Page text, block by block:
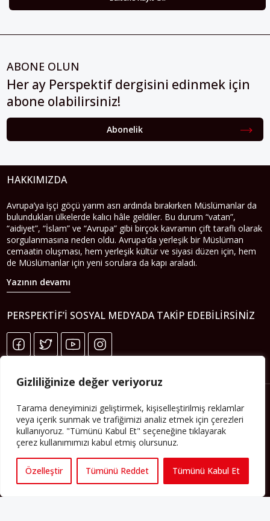
Gizliliğinize değer veriyoruz
Tarama deneyiminizi geliştirmek, kişiselleştirilmiş reklamlar
veya içerik sunmak ve trafiğimizi analiz etmek için çerezleri
kullanıyoruz. "Tümünü Kabul Et" seçeneğine tıklayarak
çerez kullanımımızı kabul etmiş olursunuz.
Özelleştir Tümünü Reddet Tümünü Kabul Et
ABONE OLUN
Her ay Perspektif dergisini edinmek için
abone olabilirsiniz!
Abonelik
HAKKIMIZDA
Avrupa’ya işçi göçü yarım asrı ardında bırakırken Müslümanlar da
bulundukları ülkelerde kalıcı hâle geldiler. Bu durum “vatan”,
“aidiyet”, “İslam” ve “Avrupa” gibi birçok kavramın çift taraflı olarak
sorgulanmasına neden oldu. Avrupa’da yerleşik bir Müslüman
cemaatin oluşması, hem yerleşik kültür ve siyasi düzen için, hem
de Müslümanlar için yeni sorulara da kapı araladı.
Yazının devamı
PERSPEKTIF’I SOSYAL MEDYADA TAKIP EDEBILIRSINIZ
Künye